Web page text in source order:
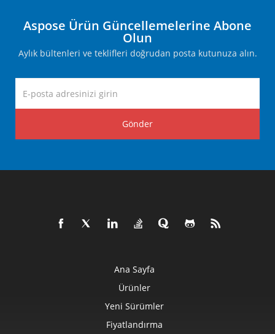
Aspose Ürün Güncellemelerine Abone
Olun
Aylık bültenleri ve teklifleri doğrudan posta kutunuza alın.
Gönder
Ana Sayfa
Ürünler
Yeni Sürümler
Fiyatlandırma